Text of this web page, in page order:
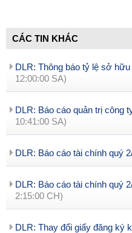
CÁC TIN KHÁC
DLR: Thông báo tỷ lệ sở
12:00:00 SA)
DLR: Báo cáo quản trị công
10:41:00 SA)
DLR: Báo cáo tài chính quý
DLR: Báo cáo tài chính quý
2:15:00 CH)
DLR: Thay đổi giấy đăng ký